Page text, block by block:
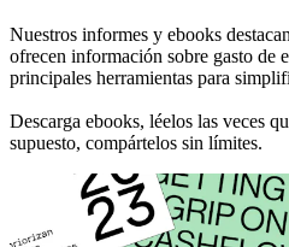
Nuestros informes y ebooks
ofrecen información sobre gasto de
principales herramientas para
Descarga ebooks, léelos las veces
supuesto, compártelos sin límites.